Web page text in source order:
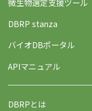
DBRP stanza
バイオDBポータル
APIマニュアル
DBRPとは